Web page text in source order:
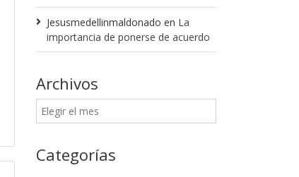
Jesusmedellinmaldonado en La
importancia de ponerse de acuerdo
Archivos
Categorías